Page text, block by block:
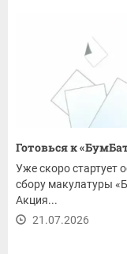
Готовься к
Уже скоро стартует
сбору макулатуры
Акция...
21.07.2026